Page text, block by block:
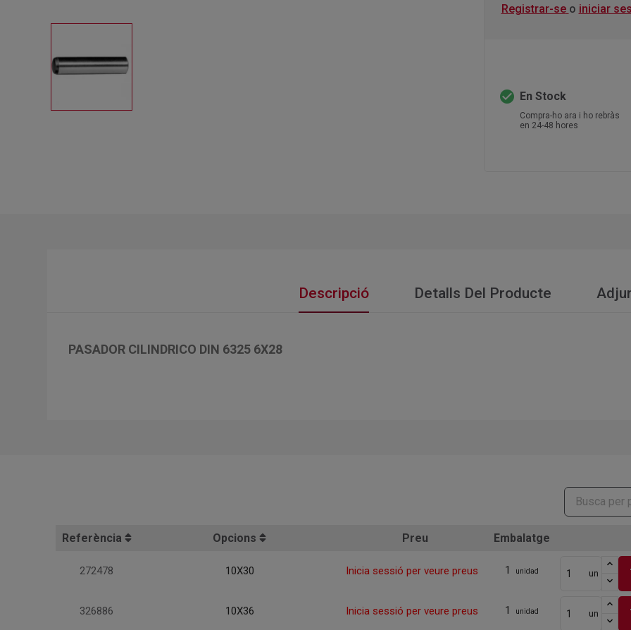
Registrar-se o iniciar
check_circle En Stock
Compra-ho ara i ho rebràs
en 24-48 hores
Descripció Detalls Del Producte
PASADOR CILINDRICO DIN 6325 6X28
Referència Opcions Preu Embalatge
272478 10X30 Inicia sessió per veure preus 1 unidad un
326886 10X36 Inicia sessió per veure preus 1 unidad un